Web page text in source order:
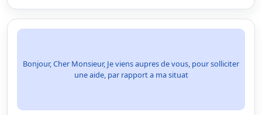
Bonjour, Cher Monsieur, Je viens aupres de vous, pour solliciter
une aide, par rapport a ma situat